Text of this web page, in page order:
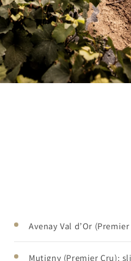
Avenay Val d’Or
Mutigny (Premier Cru):